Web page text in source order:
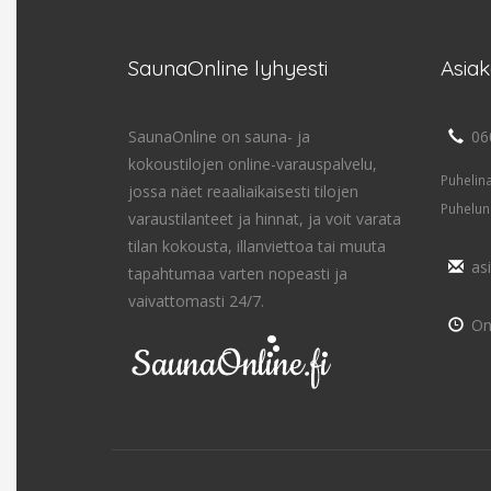
SaunaOnline lyhyesti
SaunaOnline on sauna- ja
kokoustilojen online-varauspalvelu,
jossa näet reaaliaikaisesti tilojen
varaustilanteet ja hinnat, ja voit varata
tilan kokousta, illanviettoa tai muuta
tapahtumaa varten nopeasti ja
vaivattomasti 24/7.